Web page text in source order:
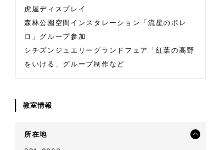
虎屋ディスプレイ
森林公園空間インスタレーション「流星のボレ
ロ」グループ参加
シチズンジュエリーグランドフェア「紅葉の高野
をいける」グループ制作など
教室情報
所在地